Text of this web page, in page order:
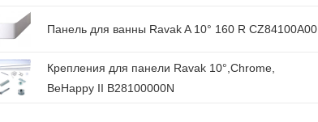
Панель для ванны Ravak A 10° 160 R CZ84100A00
Крепления для панели Ravak 10°,Chrome,
BeHappy II B28100000N